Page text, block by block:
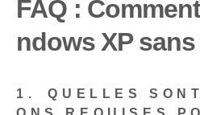
FAQ :
ndows XP sans
1.⁢ QUELLES